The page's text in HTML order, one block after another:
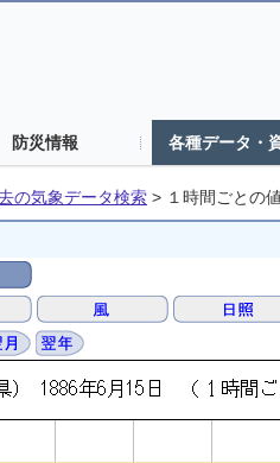
防災情報 各種データ・
の気象データ検索 > １時間ごとの